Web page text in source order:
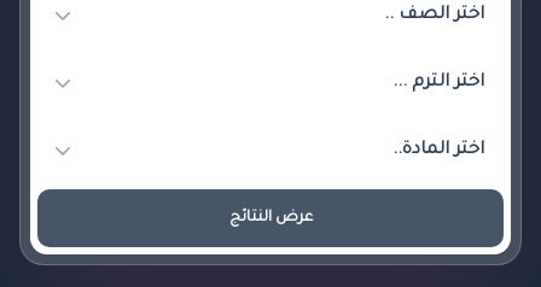
عرض النتائج